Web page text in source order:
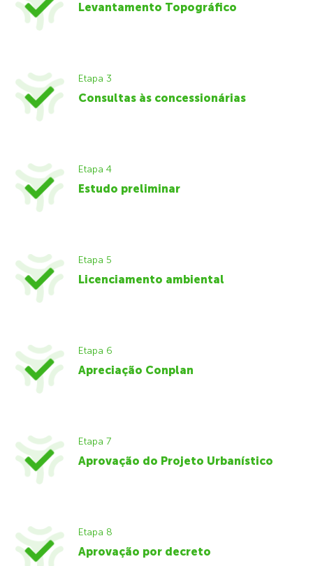
Levantamento Topográfico
Etapa 3
Consultas às concessionárias
Etapa 4
Estudo preliminar
Etapa 5
Licenciamento ambiental
Etapa 6
Apreciação Conplan
Etapa 7
Aprovação do Projeto Urbanístico
Etapa 8
Aprovação por decreto